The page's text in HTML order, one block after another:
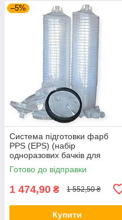
–5%
Система підготовки фарб
PPS (EPS) (набір
одноразових бачків для
фарбопультів) 50 од., 600 мл
Готово до відправки
1 474,90 ₴ 1 552,50 ₴
Купити